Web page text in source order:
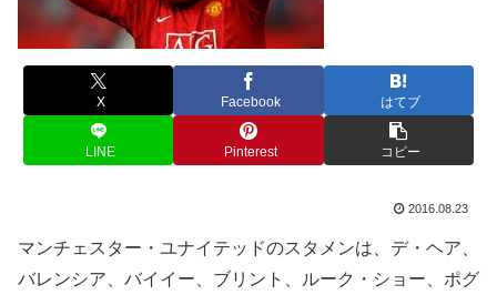
X Facebook はてブ
LINE Pinterest コピー
2016.08.23
マンチェスター・ユナイテッドのスタメンは、デ・ヘア、
バレンシア、バイイー、ブリント、ルーク・ショー、ポグ